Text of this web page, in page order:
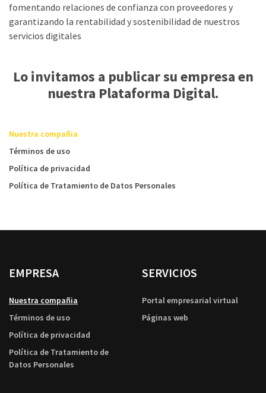
fomentando relaciones de confianza con proveedores y
garantizando la rentabilidad y sostenibilidad de nuestros
servicios digitales
Lo invitamos a publicar su empresa en
nuestra Plataforma Digital.
Nuestra compañia
Términos de uso
Política de privacidad
Política de Tratamiento de Datos Personales
EMPRESA
Nuestra compañia
Términos de uso
Política de privacidad
Política de Tratamiento de
Datos Personales
SERVICIOS
Portal empresarial virtual
Páginas web